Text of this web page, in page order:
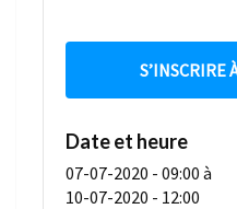
S’INSCRIRE
Date et heure
07-07-2020 - 09:00 à
10-07-2020 - 12:00